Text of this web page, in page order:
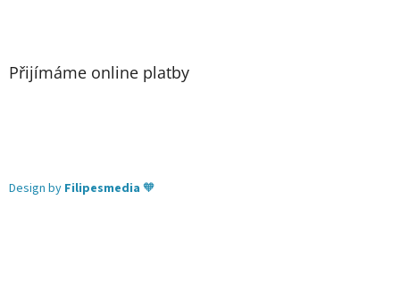
Přijímáme online platby
Design by Filipesmedia 🧡